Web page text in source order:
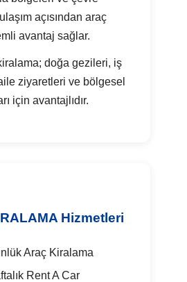
açısından araç
avantaj sağlar.
doğa gezileri, iş
ziyaretleri ve bölgesel
için avantajlıdır.
Hizmetleri
Araç Kiralama
Rent A Car